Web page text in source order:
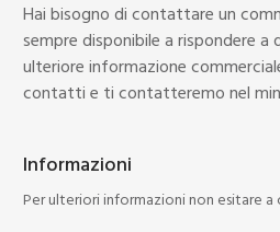
Hai bisogno di contattare un
sempre disponibile a rispondere a
ulteriore informazione
contatti e ti contatteremo nel
Informazioni
Per ulteriori informazioni non esitare